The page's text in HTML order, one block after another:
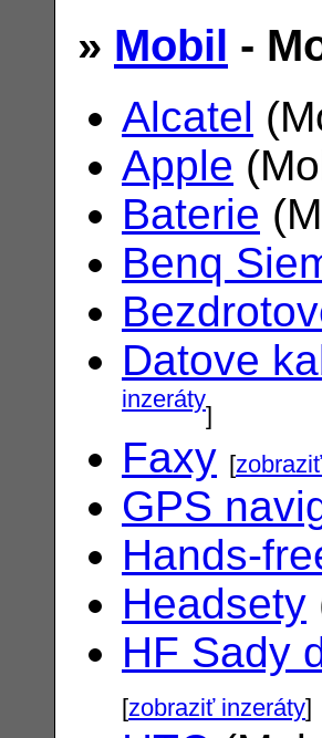
» Mobil -
Alcatel
Apple
Baterie
Benq
Datove
inzeráty]
Faxy [
GPS
Hands-
Headsety
HF Sady
[zobraziť inzeráty]